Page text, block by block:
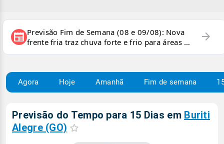
newspaper Previsão Fim de Semana (08 e 09/08): Nova
frente fria traz chuva forte e frio para áreas do
país
arrow_forward
Agora Hoje Amanhã Fim de semana
Previsão do Tempo para 15 Dias em Buriti
Alegre (GO)